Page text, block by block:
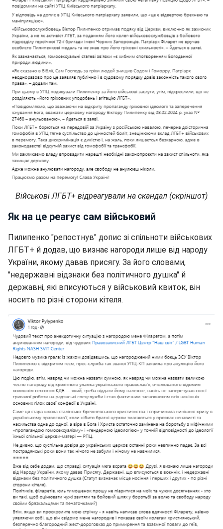
Військові ЛГБТ+ відреагували на скандал (скріншот)
Як на це реагує сам військовий
Пилипенко "репостнув" допис зі спільноти військових
ЛГБТ+ й додав, що визнає нагороди лише від народу
України, якому давав присягу. За його словами,
"недержавні відзнаки без політичного душка" й
державні, які вписуються у військовий квиток, він
носить по різні сторони кітеля.